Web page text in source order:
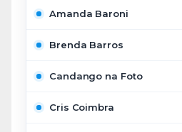
Amanda Baroni
Brenda Barros
Candango na Foto
Cris Coimbra